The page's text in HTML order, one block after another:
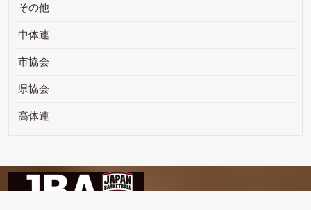
その他
中体連
市協会
県協会
高体連